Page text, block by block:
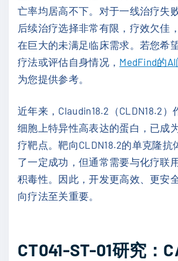
亡率均居高不下。对于一线治疗失
后续治疗选择非常有限，疗效欠佳
在巨大的未满足临床需求。若您希
疗法或评估自身情况， MedFind的
为您提供参考。
近年来，Claudin18.2（CLDN18.2
细胞上特异性高表达的蛋白，已成
疗靶点。靶向CLDN18.2的单克隆抗
了一定成功，但通常需要与化疗联
积毒性。因此，开发更高效、更安
向疗法至关重要。
CT041-ST-01研究：